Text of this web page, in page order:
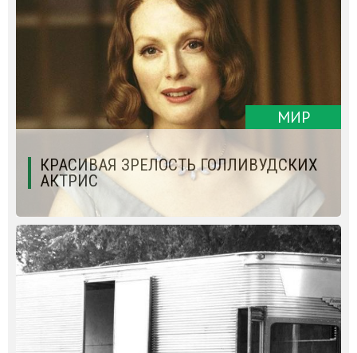
МИР
КРАСИВАЯ ЗРЕЛОСТЬ ГОЛЛИВУДСКИХ
АКТРИС